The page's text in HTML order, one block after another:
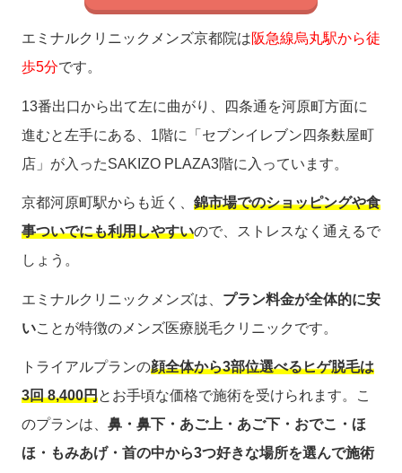
エミナルクリニックメンズ京都院は阪急線烏丸駅から徒
歩5分です。
13番出口から出て左に曲がり、四条通を河原町方面に
進むと左手にある、1階に「セブンイレブン四条麩屋町
店」が入ったSAKIZO PLAZA3階に入っています。
京都河原町駅からも近く、 錦市場でのショッピングや食
事ついでにも利用しやすいので、ストレスなく通えるで
しょう。
エミナルクリニックメンズは、 プラン料金が全体的に安
いことが特徴のメンズ医療脱毛クリニックです。
トライアルプランの顔全体から3部位選べるヒゲ脱毛は
3回 8,400円とお手頃な価格で施術を受けられます。こ
のプランは、 鼻・鼻下・あご上・あご下・おでこ・ほ
ほ・もみあげ・首の中から3つ好きな場所を選んで施術